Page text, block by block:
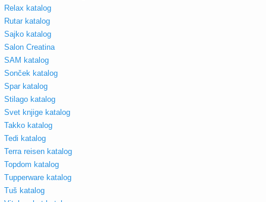
Relax katalog
Rutar katalog
Sajko katalog
Salon Creatina
SAM katalog
Sonček katalog
Spar katalog
Stilago katalog
Svet knjige katalog
Takko katalog
Tedi katalog
Terra reisen katalog
Topdom katalog
Tupperware katalog
Tuš katalog